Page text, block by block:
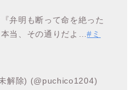
弁明も断って命を絶った
当、その通りだよ…#ミ
解除) (@puchico1204)